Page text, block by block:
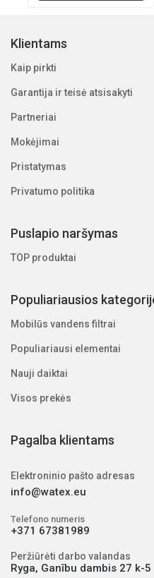
Klientams
Kaip pirkti
Garantija ir teisė atsisakyti
Partneriai
Mokėjimai
Pristatymas
Privatumo politika
Puslapio naršymas
TOP produktai
Populiariausios
Mobilūs vandens filtrai
Populiariausi elementai
Nauji daiktai
Visos prekės
Pagalba klientams
Elektroninio pašto adresas
info@watex.eu
Telefono numeris
+371 67381989
Peržiūrėti darbo valandas
Ryga, Ganību dambis 27 k-5